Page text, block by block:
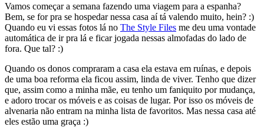
Vamos começar a semana fazendo uma viagem para a espanha?
Bem, se for pra se hospedar nessa casa aí tá valendo muito, hein? :)
Quando eu vi essas fotos lá no The Style Files me deu uma vontade
automática de ir pra lá e ficar jogada nessas almofadas do lado de
fora. Que tal? :)
Quando os donos compraram a casa ela estava em ruínas, e depois
de uma boa reforma ela ficou assim, linda de viver. Tenho que dizer
que, assim como a minha mãe, eu tenho um faniquito por mudança,
e adoro trocar os móveis e as coisas de lugar. Por isso os móveis de
alvenaria não entram na minha lista de favoritos. Mas nessa casa até
eles estão uma graça :)